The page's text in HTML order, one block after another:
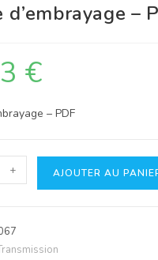
d’embrayage –
€
– PDF
+ AJOUTER AU